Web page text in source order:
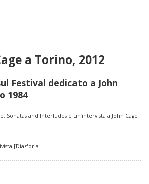
a Torino, 2012
Festival dedicato a John
1984
Sonatas and Interludes e un’intervista a John Cage
[Dia•foria